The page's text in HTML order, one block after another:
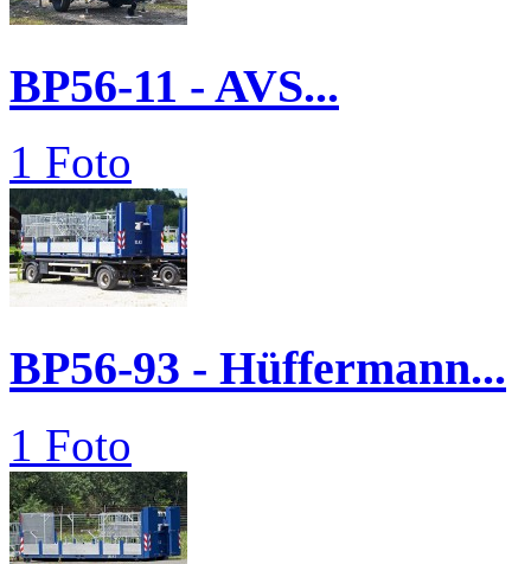
BP56-11 - AVS...
1 Foto
BP56-93 - Hüffermann...
1 Foto